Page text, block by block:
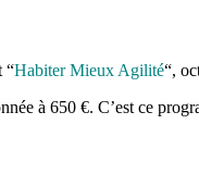
“Habiter Mieux Agilité“,
à 650 €. C’est ce